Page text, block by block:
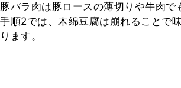
豚バラ肉は豚ロースの薄切りや牛肉で
手順2では、木綿豆腐は崩れることで
ります。